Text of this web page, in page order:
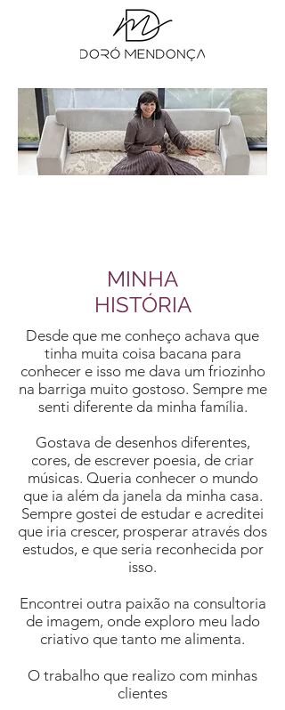
MINHA
HISTÓRIA
Desde que me conheço achava que
tinha muita coisa bacana para
conhecer e isso me dava um friozinho
na barriga muito gostoso. Sempre me
senti diferente da minha família.
Gostava de desenhos diferentes,
cores, de escrever poesia, de criar
músicas. Queria conhecer o mundo
que ia além da janela da minha casa.
Sempre gostei de estudar e acreditei
que iria crescer, prosperar através dos
estudos, e que seria reconhecida por
isso.
Encontrei outra paixão na consultoria
de imagem, onde exploro meu lado
criativo que tanto me alimenta.
O trabalho que realizo com minhas
clientes